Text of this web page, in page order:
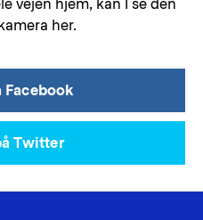
vejen hjem, kan I se den
her.
Facebook
Twitter